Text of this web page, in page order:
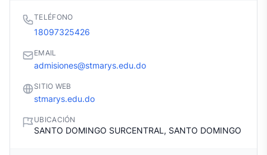
TELÉFONO
18097325426
EMAIL
admisiones@stmarys.edu.do
SITIO WEB
stmarys.edu.do
UBICACIÓN
SANTO DOMINGO SURCENTRAL, SANTO DOMINGO